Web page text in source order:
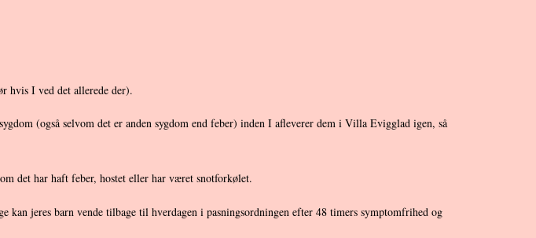
hvis I ved det allerede der).
(også selvom det er anden sygdom end feber) inden I afleverer dem i Villa Evigglad igen, så
det har haft feber, hostet eller har været snotforkølet.
kan jeres barn vende tilbage til hverdagen i pasningsordningen efter 48 timers symptomfrihed og